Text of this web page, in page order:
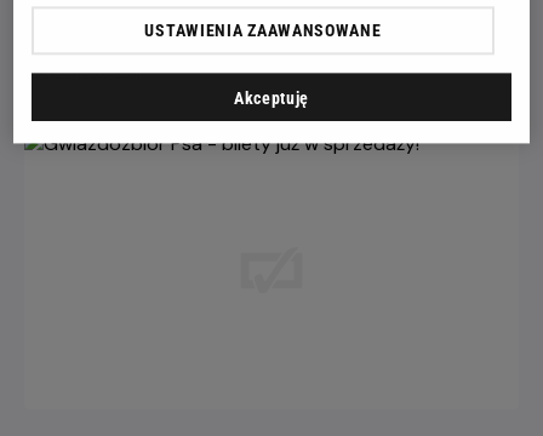
Manem w swoim otoczeniu.
Czytaj więcej
USTAWIENIA ZAAWANSOWANE
Akceptuję